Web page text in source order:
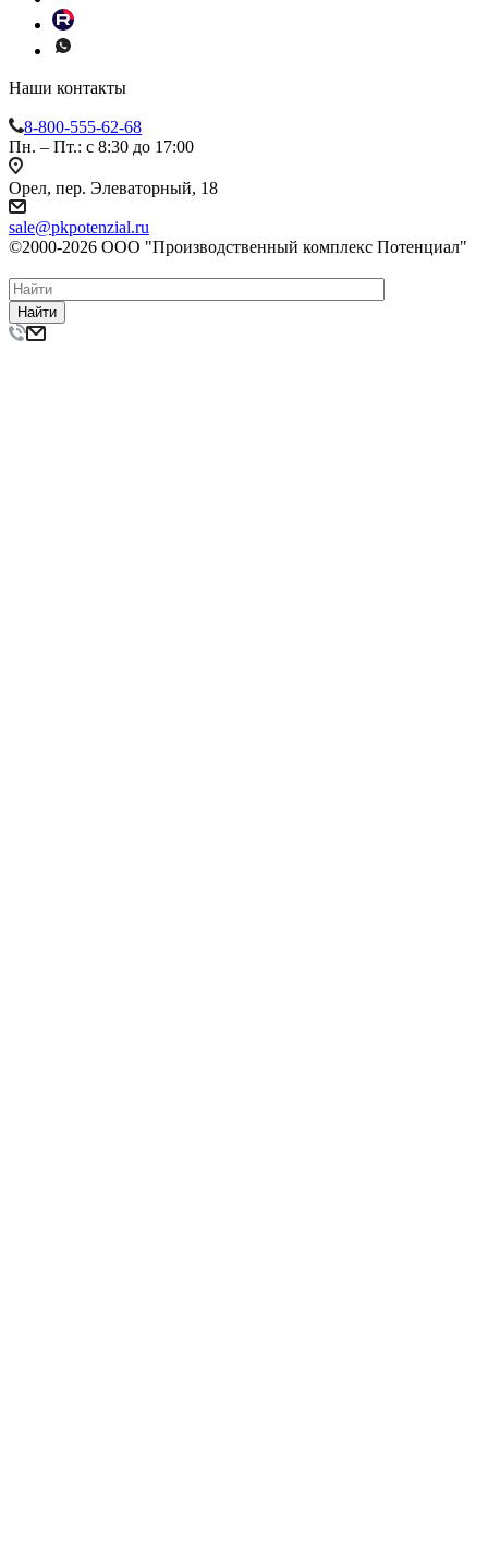
Наши контакты
8-800-555-62-68
Пн. – Пт.: с 8:30 до 17:00
Орел, пер. Элеваторный, 18
sale@pkpotenzial.ru
©2000-2026 ООО "Производственный комплекс Потенциал"
Найти